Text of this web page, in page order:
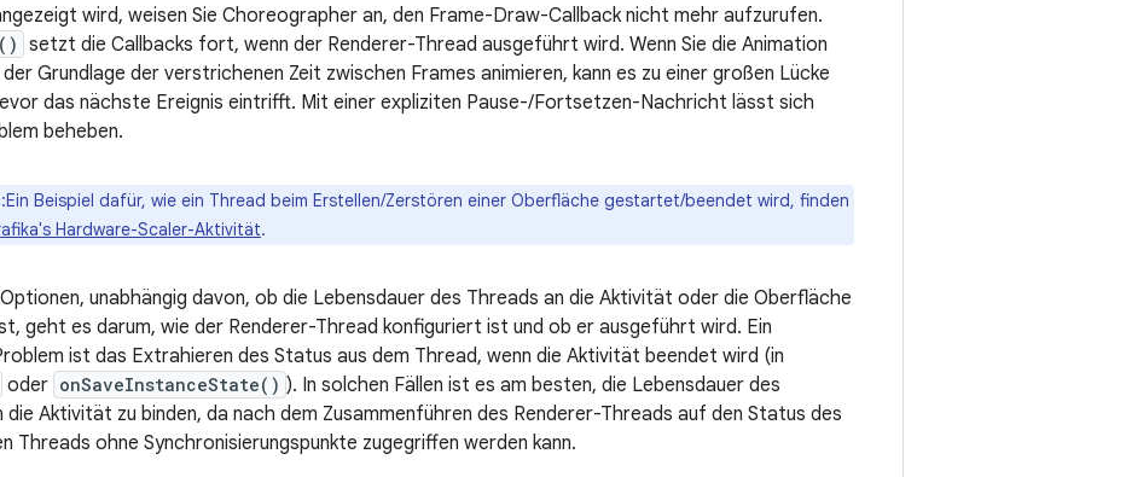
wird, weisen Sie Choreographer an, den Frame-Draw-Callback nicht mehr aufzurufen.
setzt die Callbacks fort, wenn der Renderer-Thread ausgeführt wird. Wenn Sie die Animation
Grundlage der verstrichenen Zeit zwischen Frames animieren, kann es zu einer großen Lücke
das nächste Ereignis eintrifft. Mit einer expliziten Pause-/Fortsetzen-Nachricht lässt sich
beheben.
:Ein Beispiel dafür, wie ein Thread beim Erstellen/Zerstören einer Oberfläche gestartet/beendet wird, finden
Hardware-Scaler-Aktivität.
unabhängig davon, ob die Lebensdauer des Threads an die Aktivität oder die Oberfläche
geht es darum, wie der Renderer-Thread konfiguriert ist und ob er ausgeführt wird. Ein
ist das Extrahieren des Status aus dem Thread, wenn die Aktivität beendet wird (in
oder onSaveInstanceState() ). In solchen Fällen ist es am besten, die Lebensdauer des
die Aktivität zu binden, da nach dem Zusammenführen des Renderer-Threads auf den Status des
Threads ohne Synchronisierungspunkte zugegriffen werden kann.